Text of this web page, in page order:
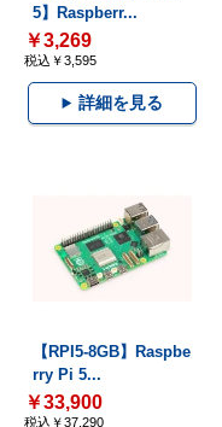
5】Raspberr...
￥3,269
税込￥3,595
詳細を見る
【RPI5-8GB】Raspbe
rry Pi 5...
￥33,900
税込￥37,290